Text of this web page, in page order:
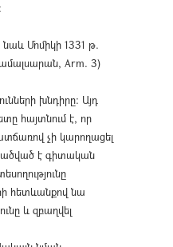
Մոմիկի 1331 թ.
Arm. 3)
խնդիրը։ Այդ
հայտնում է, որ
չի կարողացել
է գիտական
հետևանքով նա
և զբաղվել